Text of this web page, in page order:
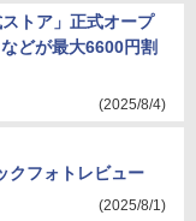
トア」正式オープ
どが最大6600円割
(2025/8/4)
クフォトレビュー
(2025/8/1)